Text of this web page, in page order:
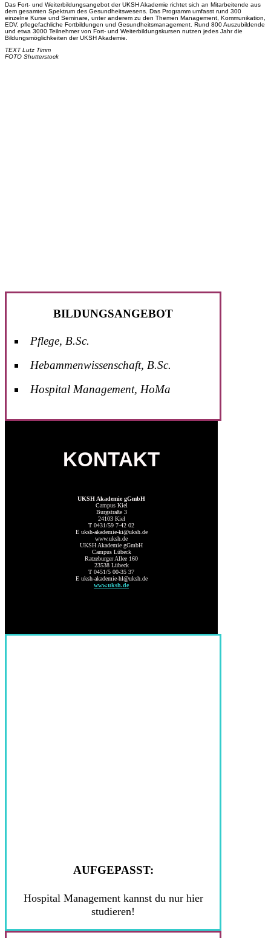
Das Fort- und Weiterbildungsangebot der UKSH Akademie richtet sich an Mitarbeitende aus
dem gesamten Spektrum des Gesundheitswesens. Das Programm umfasst rund 300
einzelne Kurse und Seminare, unter anderem zu den Themen Management, Kommunikation,
EDV, pflegefachliche Fortbildungen und Gesundheitsmanagement. Rund 800 Auszubildende
und etwa 3000 Teilnehmer von Fort- und Weiterbildungskursen nutzen jedes Jahr die
Bildungsmöglichkeiten der UKSH Akademie.
TEXT Lutz Timm
FOTO Shutterstock
BILDUNGSANGEBOT
Pflege, B.Sc.
Hebammenwissenschaft, B.Sc.
Hospital Management, HoMa
KONTAKT
UKSH Akademie gGmbH
Campus Kiel
Burgstraße 3
24103 Kiel
T 0431/59 7-42 02
E uksh-akademie-ki@uksh.de
www.uksh.de
UKSH Akademie gGmbH
Campus Lübeck
Ratzeburger Allee 160
23538 Lübeck
T 0451/5 00-35 37
E uksh-akademie-hl@uksh.de
www.uksh.de
AUFGEPASST:
Hospital Management kannst du nur hier
studieren!